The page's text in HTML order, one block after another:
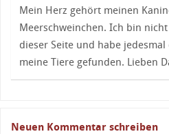
Mein Herz gehört meinen
Meerschweinchen. Ich bin
dieser Seite und habe
meine Tiere gefunden. Lieben
Neuen Kommentar schreiben